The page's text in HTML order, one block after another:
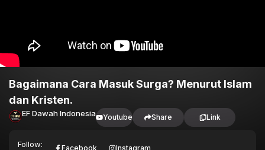
Bagaimana Cara Masuk Surga? Menurut Islam
dan Kristen.
EF Dawah Indonesia Youtube Share Link
Follow: Facebook Instagram